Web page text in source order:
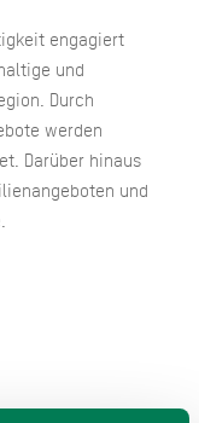
engagiert
und
Durch
werden
Darüber hinaus
und